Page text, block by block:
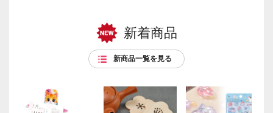
新着商品
新商品一覧を見る